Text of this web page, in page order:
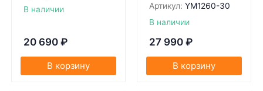
В наличии
20 690 ₽
В корзину
Артикул: YM1260-30
В наличии
27 990 ₽
В корзину